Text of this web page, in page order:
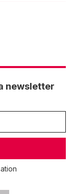
newsletter